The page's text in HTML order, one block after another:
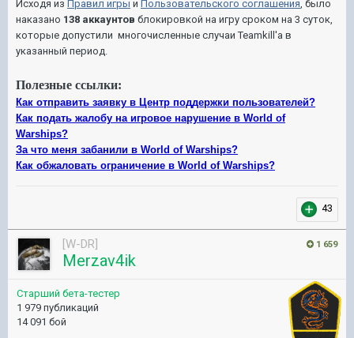
Исходя из Правил игры и Пользовательского соглашения, было
наказано 138 аккаунтов блокировкой на игру сроком на 3 суток,
которые допустили многочисленные случаи Teamkill'а в
указанный период.
Полезные ссылки:
Как отправить заявку в Центр поддержки пользователей?
Как подать жалобу на игровое нарушение в World of
Warships?
За что меня забанили в World of Warships?
Как обжаловать ограничение в World of Warships?
43
1 659
[W-DR]
Merzav4ik
Старший бета-тестер
1 979 публикаций
14 091 бой